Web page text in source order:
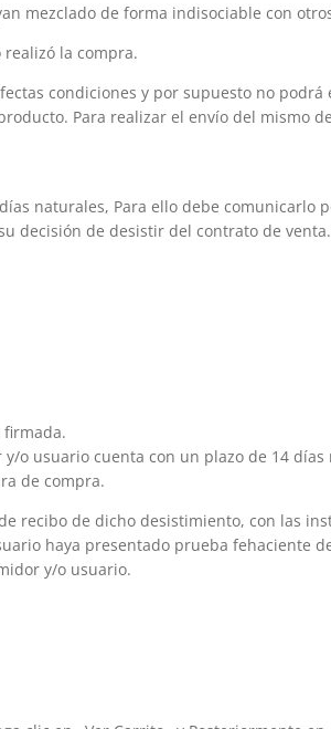
mezclado de forma indisociable con
la compra.
condiciones y por supuesto no podrá
Para realizar el envío del mismo
naturales, Para ello debe comunicarlo
decisión de desistir del contrato de venta.
o usuario cuenta con un plazo de 14 días
de compra.
recibo de dicho desistimiento, con las
haya presentado prueba fehaciente
y/o usuario.